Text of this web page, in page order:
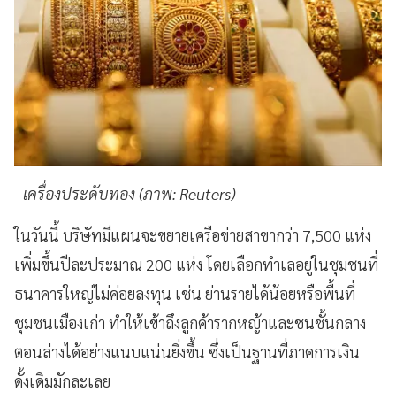
- เครื่องประดับทอง (ภาพ: Reuters)-
ในวันนี้ บริษัทมีแผนจะขยายเครือข่ายสาขากว่า 7,500 แห่ง
เพิ่มขึ้นปีละประมาณ 200 แห่ง โดยเลือกทำเลอยู่ในชุมชนที่
ธนาคารใหญ่ไม่ค่อยลงทุน เช่น ย่านรายได้น้อยหรือพื้นที่
ชุมชนเมืองเก่า ทำให้เข้าถึงลูกค้ารากหญ้าและชนชั้นกลาง
ตอนล่างได้อย่างแนบแน่นยิ่งขึ้น ซึ่งเป็นฐานที่ภาคการเงิน
ดั้งเดิมมักละเลย